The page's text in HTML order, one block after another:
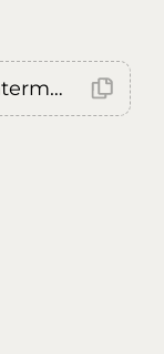
Error: (intermediate value)(intermediate value)(intermediate value).replaceAll is not a function